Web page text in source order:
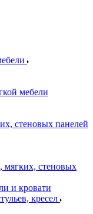
мебели
стеновых панелей
мягких, стеновых
и кровати
кресел